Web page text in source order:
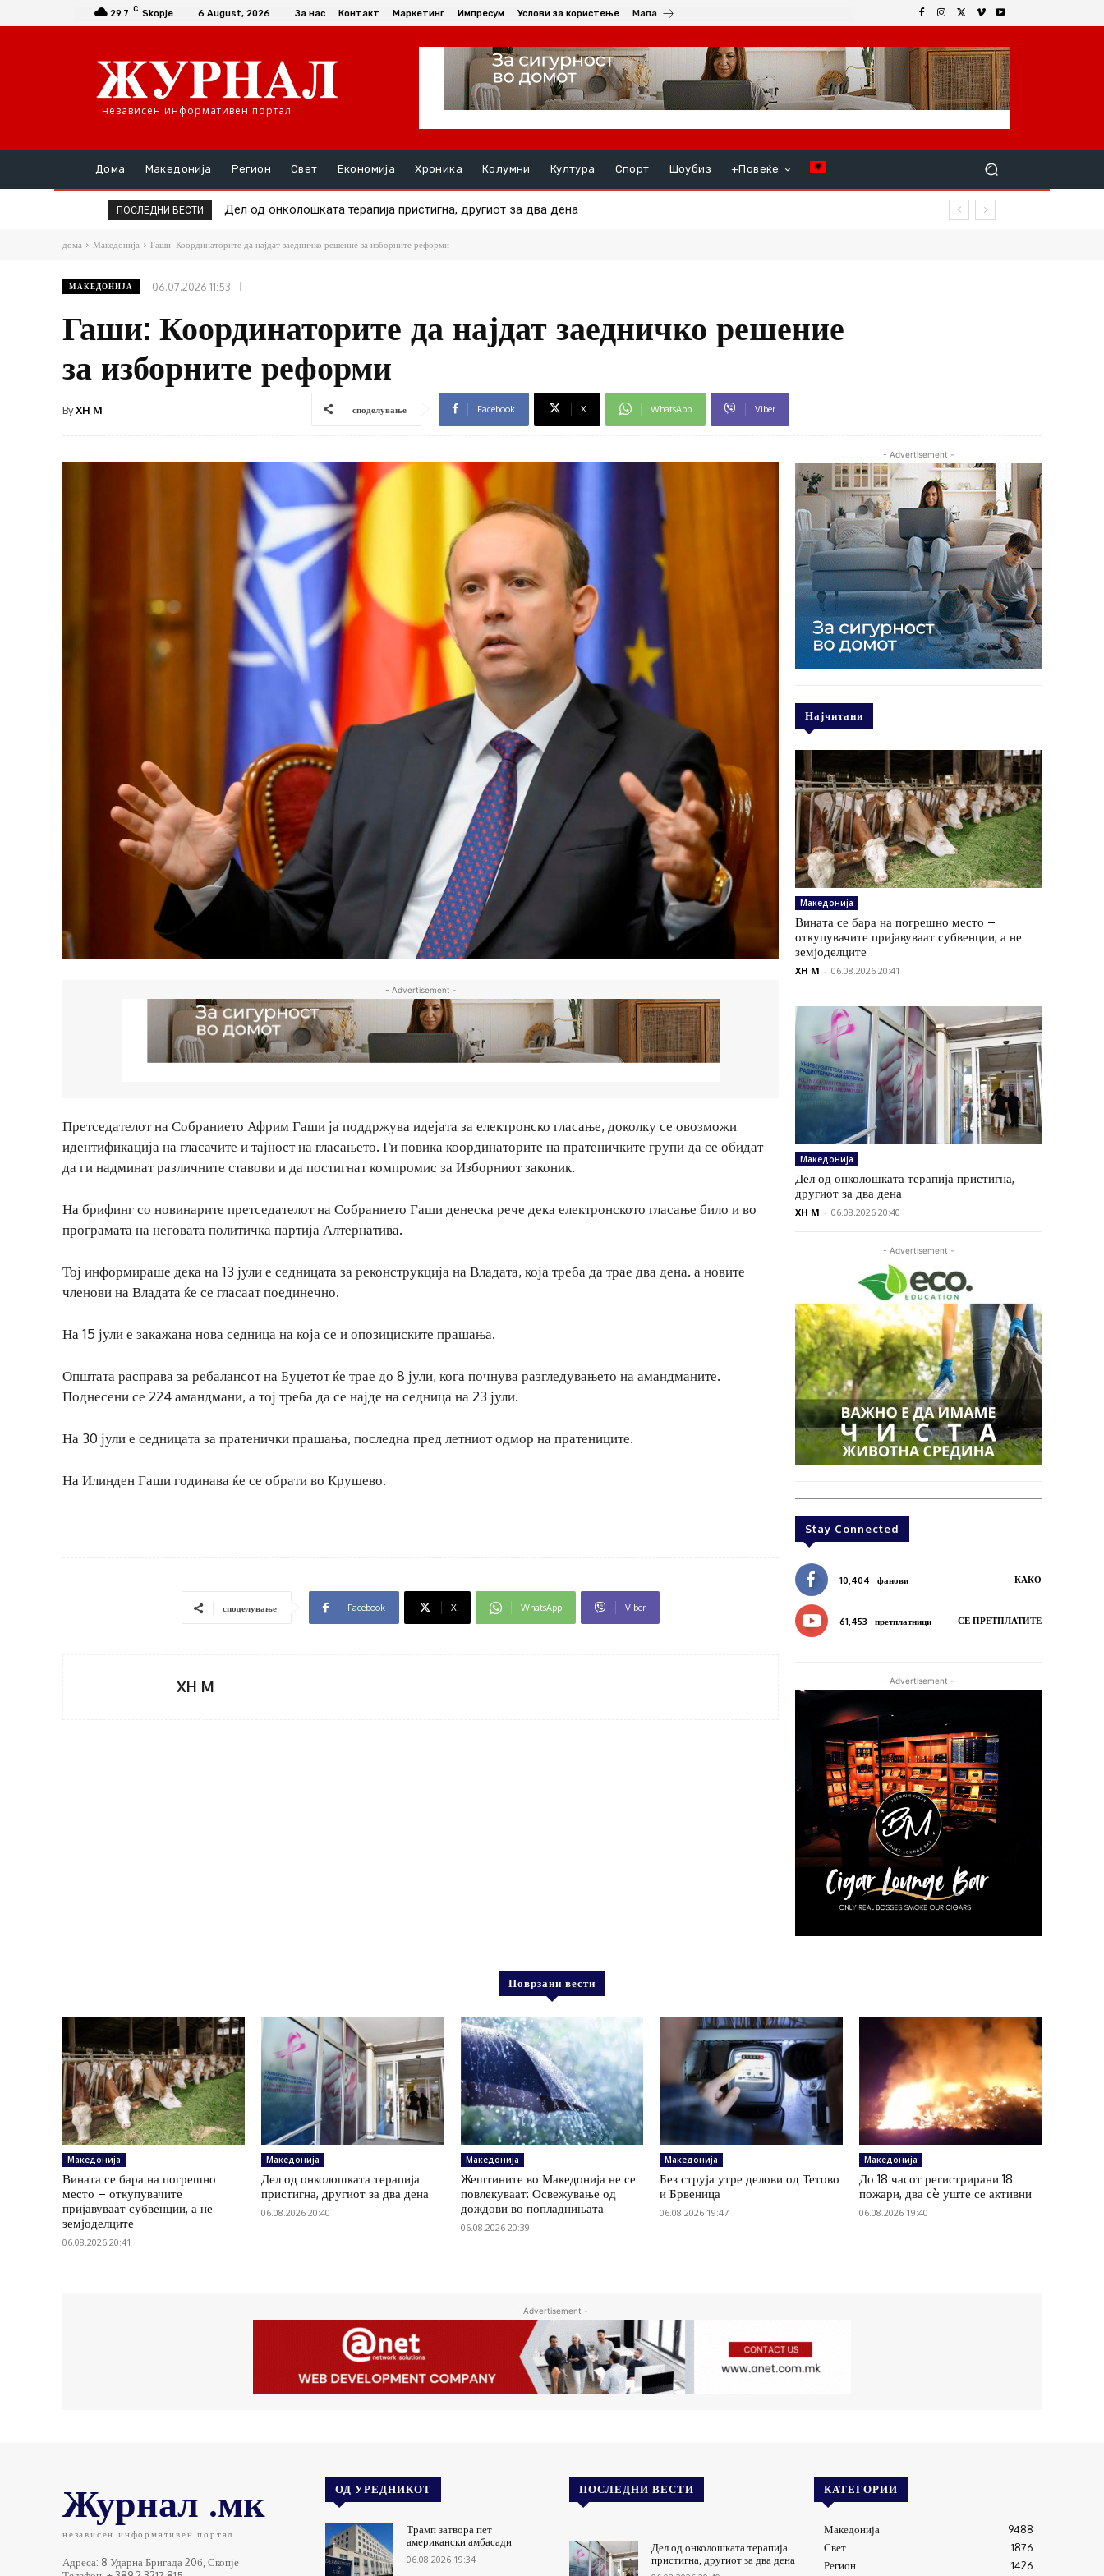
29.7 C Skopje 6 August, 2026 За нас Контакт Маркетинг Импресум Услови за користење Мапа
независен информативен портал
Дома Македонија Регион Свет Економија Хроника Колумни Култура Спорт Шоубиз +Повеќе
ПОСЛЕДНИ ВЕСТИ Дел од онколошката терапија пристигна, другиот за два дена
Жештините во Македонија не се повлекуваат: Освежување од дождови во попладнињата
дома Македонија Гаши: Координаторите да најдат заедничко решение за изборните реформи
МАКЕДОНИЈА 06.07.2026 11:53
Гаши: Координаторите да најдат заедничко решение
за изборните реформи
ByXH M споделување Facebook X WhatsApp Viber
- Advertisement -
Претседателот на Собранието Африм Гаши ја поддржува идејата за електронско гласање, доколку се овозможи
идентификација на гласачите и тајност на гласањето. Ги повика координаторите на пратеничките групи да се обидат
да ги надминат различните ставови и да постигнат компромис за Изборниот законик.
На брифинг со новинарите претседателот на Собранието Гаши денеска рече дека електронското гласање било и во
програмата на неговата политичка партија Алтернатива.
Тој информираше дека на 13 јули е седницата за реконструкција на Владата, која треба да трае два дена. а новите
членови на Владата ќе се гласаат поединечно.
На 15 јули е закажана нова седница на која се и опозициските прашања.
Општата расправа за ребалансот на Буџетот ќе трае до 8 јули, кога почнува разгледувањето на амандманите.
Поднесени се 224 амандмани, а тој треба да се најде на седница на 23 јули.
На 30 јули е седницата за пратенички прашања, последна пред летниот одмор на пратениците.
На Илинден Гаши годинава ќе се обрати во Крушево.
споделување Facebook X WhatsApp Viber
XH M
- Advertisement -
Најчитани
Македонија
Вината се бара на погрешно место –
откупувачите пријавуваат субвенции, а не
земјоделците
XH M - 06.08.2026 20:41
Македонија
Дел од онколошката терапија пристигна,
другиот за два дена
XH M - 06.08.2026 20:40
- Advertisement -
Stay Connected
10,404 фанови КАКО
61,453 претплатници СЕ ПРЕТПЛАТИТЕ
- Advertisement -
Поврзани вести
Македонија
Вината се бара на погрешно
место – откупувачите
пријавуваат субвенции, а не
земјоделците
06.08.2026 20:41
Македонија
Дел од онколошката терапија
пристигна, другиот за два дена
06.08.2026 20:40
Македонија
Жештините во Македонија не се
повлекуваат: Освежување од
дождови во попладнињата
06.08.2026 20:39
Македонија
Без струја утре делови од Тетово
и Брвеница
06.08.2026 19:47
Македонија
До 18 часот регистрирани 18
пожари, два сè уште се активни
06.08.2026 19:40
- Advertisement -
Журнал .мк
независен информативен портал
Адреса: 8 Ударна Бригада 20б, Скопје
ОД УРЕДНИКОТ
Трамп затвора пет
американски амбасади
06.08.2026 19:34
ПОСЛЕДНИ ВЕСТИ
Дел од онколошката терапија
пристигна, другиот за два дена
КАТЕГОРИИ
Македонија
9488
Свет
1876
Регион
1426